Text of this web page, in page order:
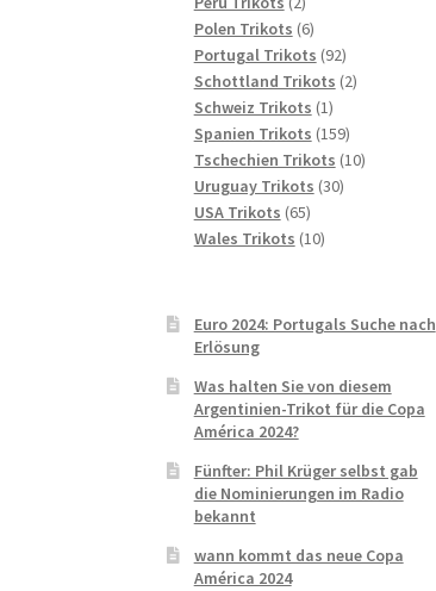
Produkte
Polen Trikots 66
Produkte
Portugal Trikots 9292
Produkte
Schottland Trikots 22
Schweiz Trikots 11
Produkt
Spanien Trikots 159159
Produkte
Tschechien Trikots 1010
Uruguay Trikots 3030
USA Trikots 6565
Produkte
Wales Trikots 1010
Euro 2024: Portugals Suche nach
Erlösung
Was halten Sie von diesem
Argentinien-Trikot für die Copa
América 2024?
Fünfter: Phil Krüger selbst gab
die Nominierungen im Radio
bekannt
wann kommt das neue Copa
América 2024